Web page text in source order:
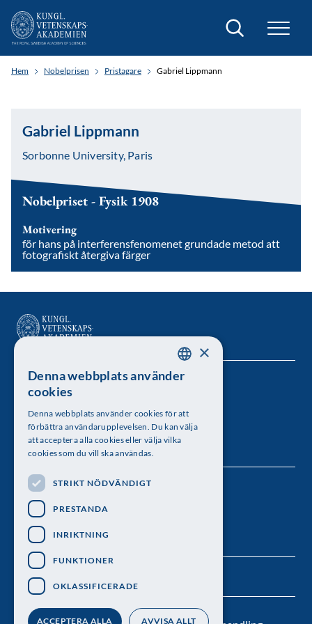
Sök
Hem Nobelprisen Pristagare Gabriel Lippmann
Gabriel Lippmann
Sorbonne University, Paris
Nobelpriset - Fysik 1908
Motivering
för hans på interferensfenomenet grundade metod att
fotografiskt återgiva färger
Kungl. Vetenskapsakademien
Besöksadress: Lilla Frescativägen 4A
Telefon: 08-673 95 00
Följ oss
SWEDISH
×
Denna webbplats använder
cookies
Denna webbplats använder cookies för att
förbättra användarupplevelsen. Du kan välja
att acceptera alla cookies eller välja vilka
cookies som du vill ska användas.
STRIKT NÖDVÄNDIGT
PRESTANDA
INRIKTNING
FUNKTIONER
OKLASSIFICERADE
ACCEPTERA ALLA AVVISA ALLT